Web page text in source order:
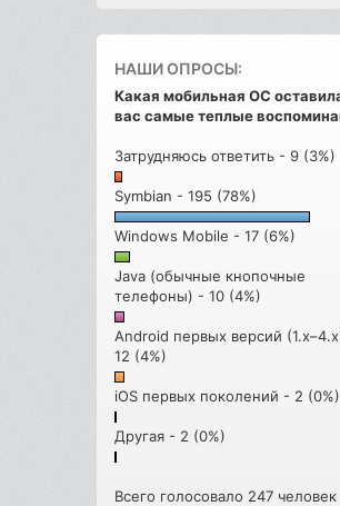
НАШИ ОПРОСЫ:
Какая мобильная ОС
вас самые теплые
Затрудняюсь ответить - 9 (3%)
Symbian - 195 (78%)
Windows Mobile - 17 (6%)
Java (обычные кнопочные
телефоны) - 10 (4%)
Android первых версий
12 (4%)
iOS первых поколений - 2 (0%)
Другая - 2 (0%)
Всего голосовало 247 человек